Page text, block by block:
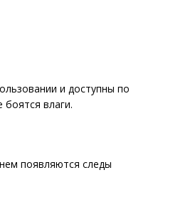
и доступны по
боятся влаги.
появляются следы